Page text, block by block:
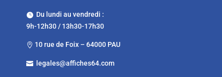
Du lundi au vendredi :
9h-12h30 / 13h30-17h30
 10 rue de Foix – 64000 PAU
 legales@affiches64.com